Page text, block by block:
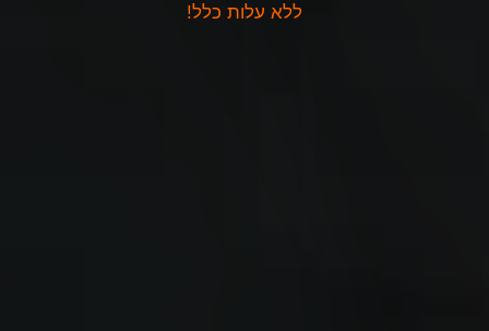
ללא עלות כלל!